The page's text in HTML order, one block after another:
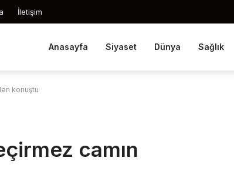
İletişim
Anasayfa Siyaset Dünya Sağlık
konuştu
camın